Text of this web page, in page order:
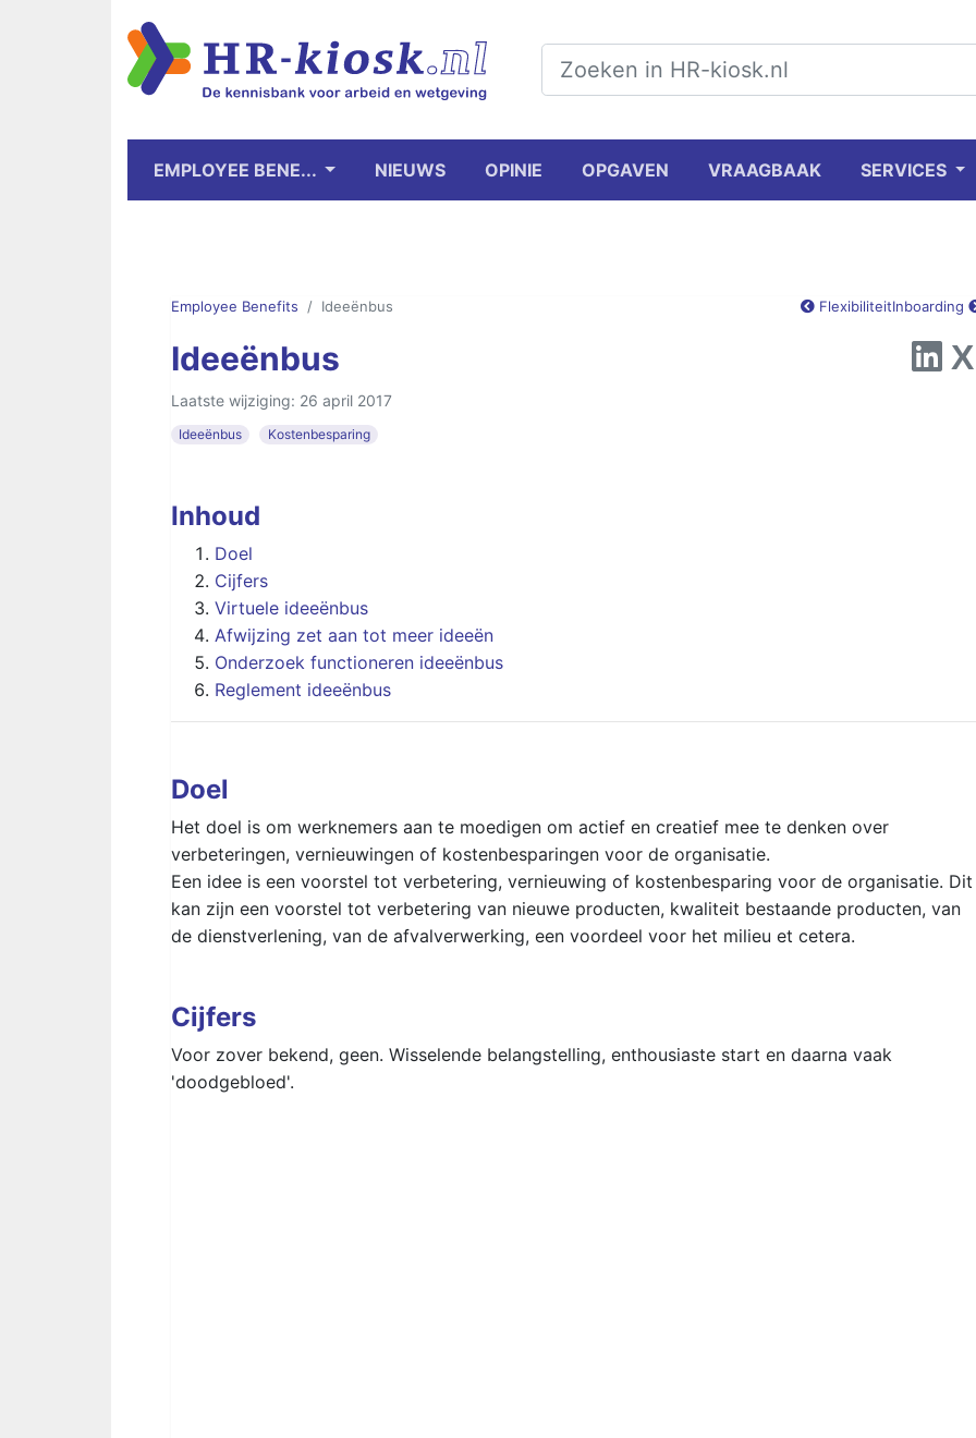
EMPLOYEE BENE... NIEUWS OPINIE OPGAVEN VRAAGBAAK SERVICES
Employee Benefits Ideeënbus FlexibiliteitInboarding
Ideeënbus
Laatste wijziging: 26 april 2017
Ideeënbus Kostenbesparing
Inhoud
Doel
Cijfers
Virtuele ideeënbus
Afwijzing zet aan tot meer ideeën
Onderzoek functioneren ideeënbus
Reglement ideeënbus
Doel
Het doel is om werknemers aan te moedigen om actief en creatief mee te denken over
verbeteringen, vernieuwingen of kostenbesparingen voor de organisatie.
Een idee is een voorstel tot verbetering, vernieuwing of kostenbesparing voor de organisatie. Dit
kan zijn een voorstel tot verbetering van nieuwe producten, kwaliteit bestaande producten, van
de dienstverlening, van de afvalverwerking, een voordeel voor het milieu et cetera.
Cijfers
Voor zover bekend, geen. Wisselende belangstelling, enthousiaste start en daarna vaak
'doodgebloed'.